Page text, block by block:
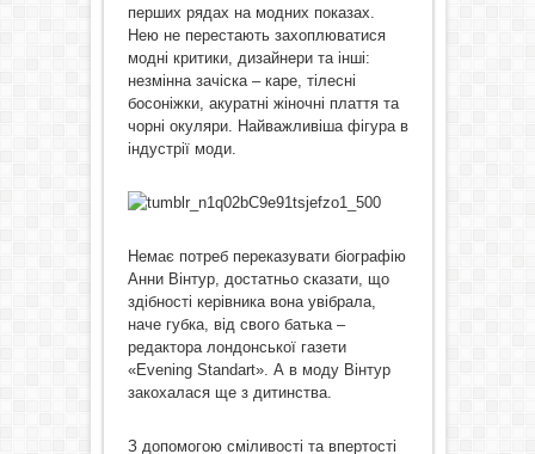
перших рядах на модних показах.
Нею не перестають захоплюватися
модні критики, дизайнери та інші:
незмінна зачіска – каре, тілесні
босоніжки, акуратні жіночні плаття та
чорні окуляри. Найважливіша фігура в
індустрії моди.
Немає потреб переказувати біографію
Анни Вінтур, достатньо сказати, що
здібності керівника вона увібрала,
наче губка, від свого батька –
редактора лондонської газети
«Evening Standart». А в моду Вінтур
закохалася ще з дитинства.
З допомогою сміливості та впертості